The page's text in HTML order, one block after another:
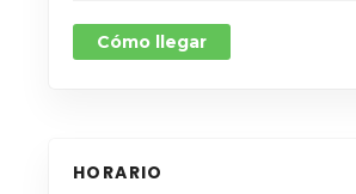
Cómo llegar
HORARIO